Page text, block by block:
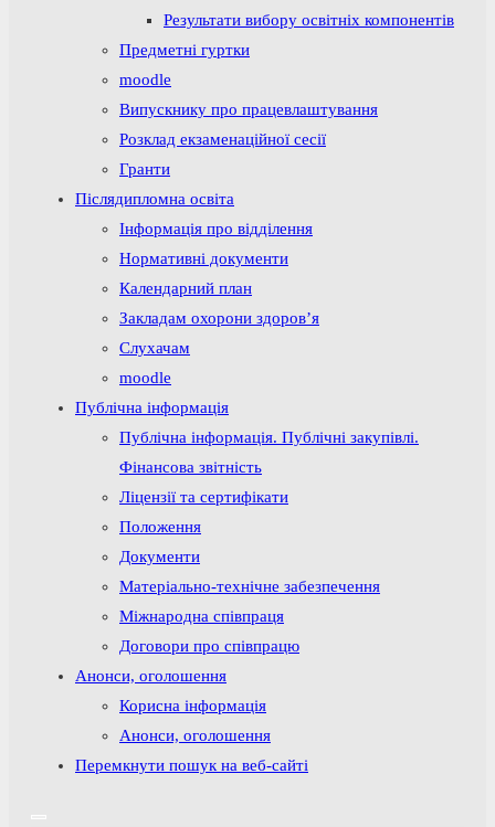
Результати вибору освітніх компонентів
Предметні гуртки
moodle
Випускнику про працевлаштування
Розклад екзаменаційної сесії
Гранти
Післядипломна освіта
Інформація про відділення
Нормативні документи
Календарний план
Закладам охорони здоров’я
Слухачам
moodle
Публічна інформація
Публічна інформація. Публічні закупівлі.
Фінансова звітність
Ліцензії та сертифікати
Положення
Документи
Матеріально-технічне забезпечення
Міжнародна співпраця
Договори про співпрацю
Анонси, оголошення
Корисна інформація
Анонси, оголошення
Перемкнути пошук на веб-сайті